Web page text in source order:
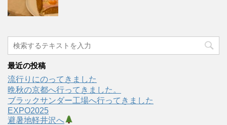
最近の投稿
流行りにのってきました
晩秋の京都へ行ってきました。
ブラックサンダー工場へ行ってきました
EXPO2025
避暑地軽井沢へ